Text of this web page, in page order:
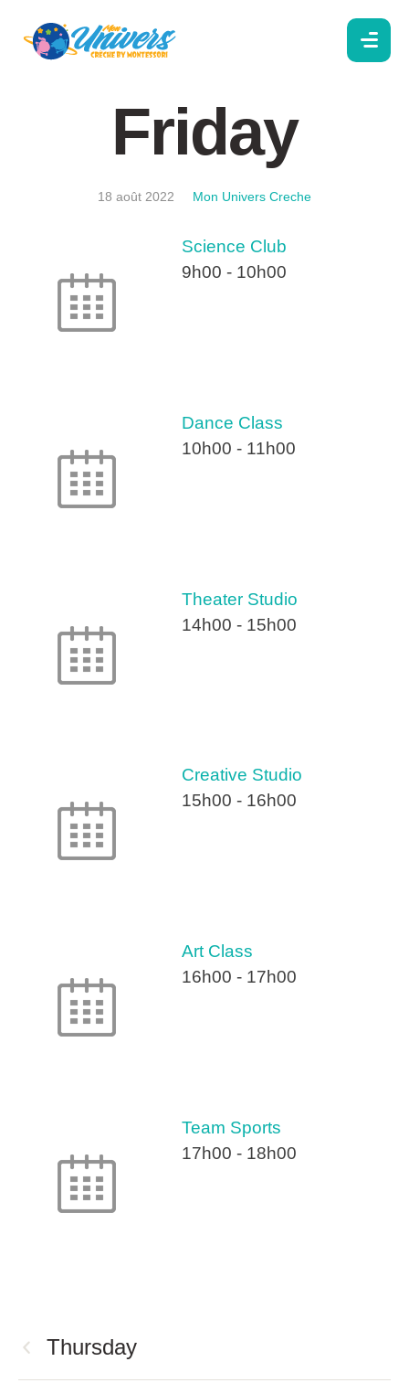
Friday
18 août 2022 Mon Univers Creche
Science Club
9h00 - 10h00
Dance Class
10h00 - 11h00
Theater Studio
14h00 - 15h00
Creative Studio
15h00 - 16h00
Art Class
16h00 - 17h00
Team Sports
17h00 - 18h00
Thursday